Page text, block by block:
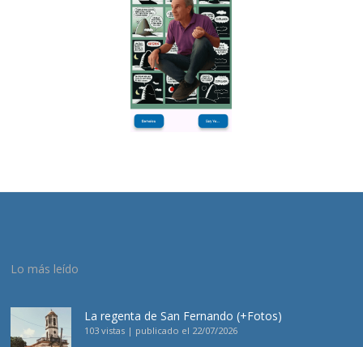
Lo más leído
La regenta de San Fernando (+Fotos)
103 vistas | publicado el 22/07/2026